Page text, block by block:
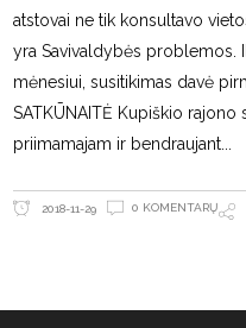
atstovai ne tik konsultavo
yra Savivaldybės problemos.
mėnesiui, susitikimas davė
SATKŪNAITĖ Kupiškio rajono
priimamajam ir bendraujant
2018-11-29 0 KOMENTARŲ